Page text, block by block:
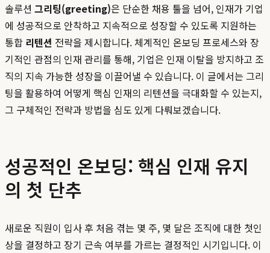
솔루션 그리팅(greeting)은 단순한 채용 툴을 넘어, 인재가 기업
에 성공적으로 안착하고 지속적으로 성장할 수 있도록 지원하는
통합 리텐션 전략을 제시합니다. 체계적인 온보딩 프로세스와 장
기적인 관점의 인재 관리를 통해, 기업은 인재 이탈을 방지하고 조
직의 지속 가능한 성장을 이끌어낼 수 있습니다. 이 글에서는 그리
팅을 활용하여 어떻게 핵심 인재의 리텐션을 극대화할 수 있는지,
그 구체적인 전략과 방법을 심도 있게 다뤄보겠습니다.
성공적인 온보딩: 핵심 인재 유지
의 첫 단추
새로운 직원이 입사 후 처음 겪는 몇 주, 몇 달은 조직에 대한 첫인
상을 결정하고 장기 근속 여부를 가르는 결정적인 시기입니다. 이